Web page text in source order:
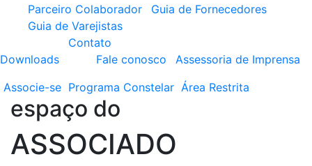
Parceiro Colaborador
Guia de Fornecedores
Guia de Varejistas
Downloads
Contato
Fale conosco
Assessoria de Imprensa
Associe-se Programa Constelar Área Restrita
espaço do
ASSOCIADO